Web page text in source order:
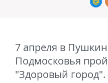
7 апреля в
Подмосковья
"Здоровый город".